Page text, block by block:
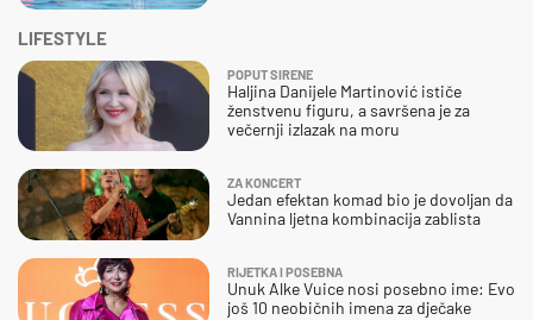
LIFESTYLE
POPUT SIRENE
Haljina Danijele Martinović ističe
ženstvenu figuru, a savršena je za
večernji izlazak na moru
ZA KONCERT
Jedan efektan komad bio je dovoljan da
Vannina ljetna kombinacija zablista
RIJETKA I POSEBNA
Unuk Alke Vuice nosi posebno ime: Evo
još 10 neobičnih imena za dječake